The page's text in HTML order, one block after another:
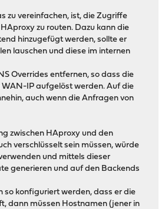
zu vereinfachen, ist, die Zugriffe
zu routen. Dazu kann die
hinzugefügt werden, sollte er
lauschen und diese im internen
Overrides entfernen, so dass die
IP aufgelöst werden. Auf die
auch wenn die Anfragen von
zwischen HAproxy und den
verschlüsselt sein müssen, würde
und mittels dieser
generieren und auf den Backends
so konfiguriert werden, dass er die
dann müssen Hostnamen (jener in